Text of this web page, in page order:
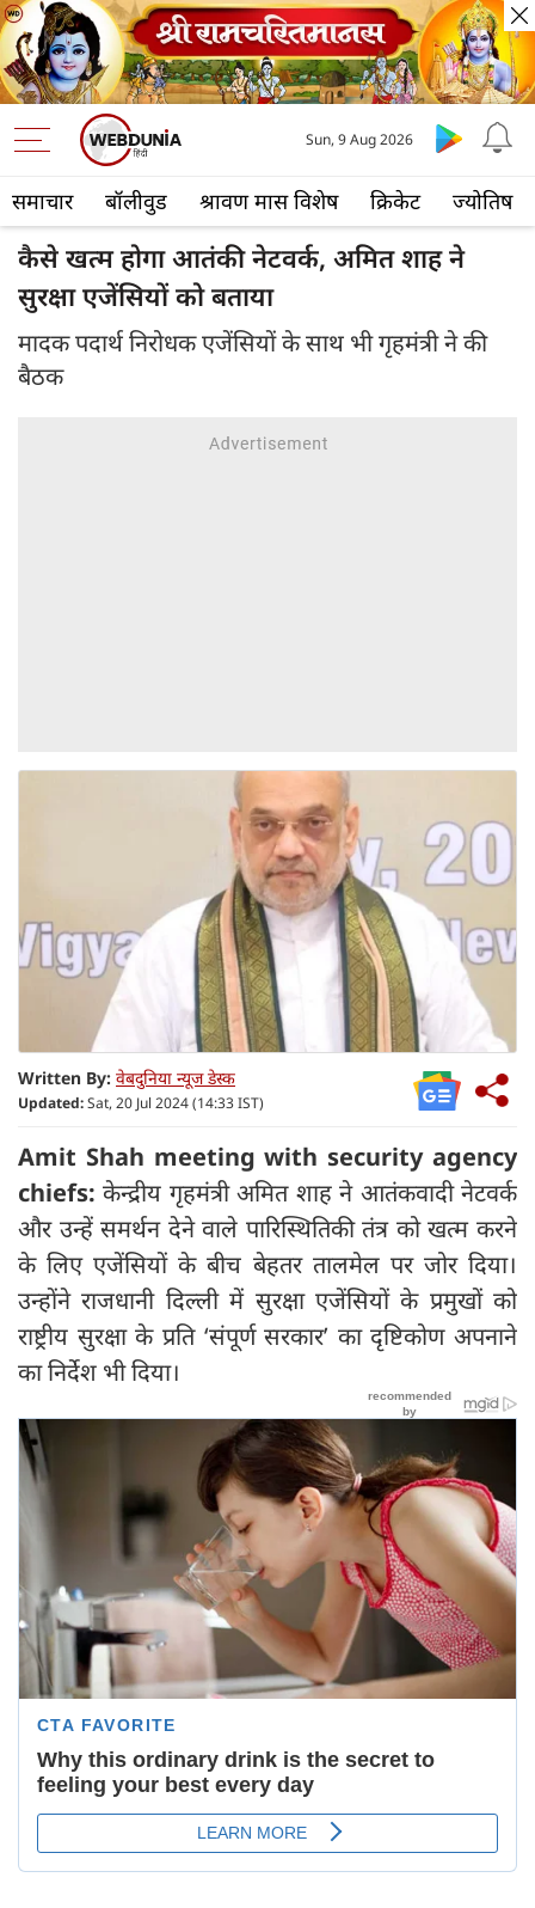
समाचार बॉलीवुड श्रावण मास विशेष क्रिकेट ज्योतिष
Sun, 9 Aug 2026
कैसे खत्म होगा आतंकी नेटवर्क, अमित शाह ने
सुरक्षा एजेंसियों को बताया
मादक पदार्थ निरोधक एजेंसियों के साथ भी गृहमंत्री ने की
बैठक
Written By: वेबदुनिया न्यूज डेस्क
Updated:Sat, 20 Jul 2024 (14:33 IST)
Amit Shah meeting with security agency
chiefs:केन्द्रीय गृहमंत्री अमित शाह ने आतंकवादी नेटवर्क
और उन्हें समर्थन देने वाले पारिस्थितिकी तंत्र को खत्म करने
के लिए एजेंसियों के बीच बेहतर तालमेल पर जोर दिया।
उन्होंने राजधानी दिल्ली में सुरक्षा एजेंसियों के प्रमुखों को
राष्ट्रीय सुरक्षा के प्रति ‘संपूर्ण सरकार’ का दृष्टिकोण अपनाने
का निर्देश भी दिया।